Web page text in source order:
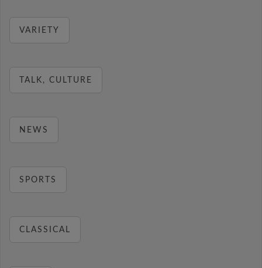
VARIETY
TALK, CULTURE
NEWS
SPORTS
CLASSICAL